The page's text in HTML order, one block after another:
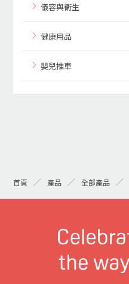
儀容與衛生
健康用品
嬰兒推車
首頁 產品 全部產品